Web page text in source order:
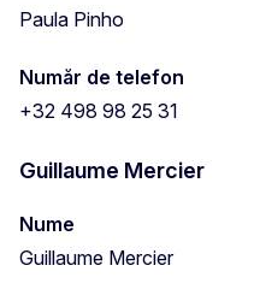
Paula Pinho
Număr de telefon
+32 498 98 25 31
Guillaume Mercier
Nume
Guillaume Mercier